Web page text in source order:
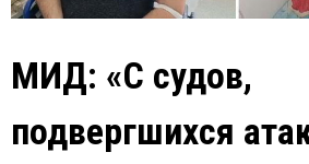
МИД: «С судов,
подвергшихся